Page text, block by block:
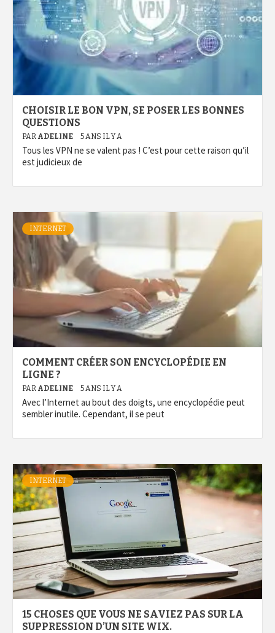
CHOISIR LE BON VPN, SE POSER LES BONNES
QUESTIONS
PAR ADELINE 5 ANS IL Y A
Tous les VPN ne se valent pas ! C’est pour cette raison qu’il
est judicieux de
INTERNET
COMMENT CRÉER SON ENCYCLOPÉDIE EN
LIGNE ?
PAR ADELINE 5 ANS IL Y A
Avec l’Internet au bout des doigts, une encyclopédie peut
sembler inutile. Cependant, il se peut
INTERNET
15 CHOSES QUE VOUS NE SAVIEZ PAS SUR LA
SUPPRESSION D’UN SITE WIX.